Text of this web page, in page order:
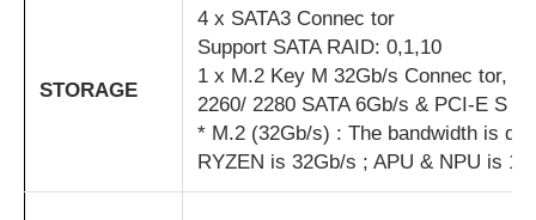
STORAGE
4 x SATA3 Connec tor
Support SATA RAID: 0,1,10
1 x M.2 Key M 32Gb/s Connec tor,
2260/ 2280 SATA 6Gb/s & PCI-E S
* M.2 (32Gb/s) : The bandwidth is
RYZEN is 32Gb/s ; APU & NPU is